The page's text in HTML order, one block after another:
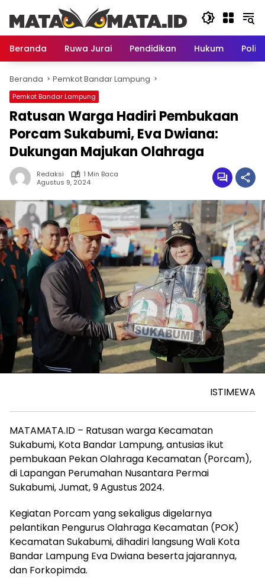
konten
Beranda
Ruwa Jurai Pendidikan Hukum
Beranda Pemkot Bandar Lampung
Pemkot Bandar Lampung
Ratusan Warga Hadiri Pembukaan
Porcam Sukabumi, Eva Dwiana:
Dukungan Majukan Olahraga
Redaksi
1 Min Baca
Agustus 9, 2024
ISTIMEWA
MATAMATA.ID – Ratusan warga Kecamatan
Sukabumi, Kota Bandar Lampung, antusias ikut
pembukaan Pekan Olahraga Kecamatan (Porcam),
di Lapangan Perumahan Nusantara Permai
Sukabumi, Jumat, 9 Agustus 2024.
Kegiatan Porcam yang sekaligus digelarnya
pelantikan Pengurus Olahraga Kecamatan (POK)
Kecamatan Sukabumi, dihadiri langsung Wali Kota
Bandar Lampung Eva Dwiana beserta jajarannya,
dan Forkopimda.